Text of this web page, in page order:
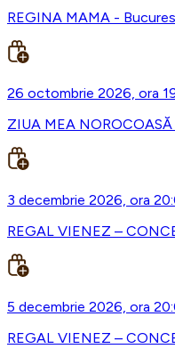
REGINA MAMA -
26 octombrie 2026, ora
ZIUA MEA
3 decembrie 2026, ora
REGAL VIENEZ –
5 decembrie 2026, ora
REGAL VIENEZ –